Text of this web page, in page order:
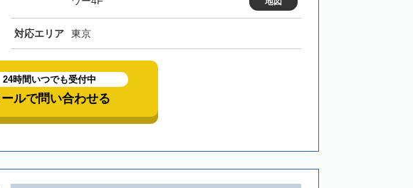
対応エリア 東京
24時間いつでも受付中
ルで問い合わせる